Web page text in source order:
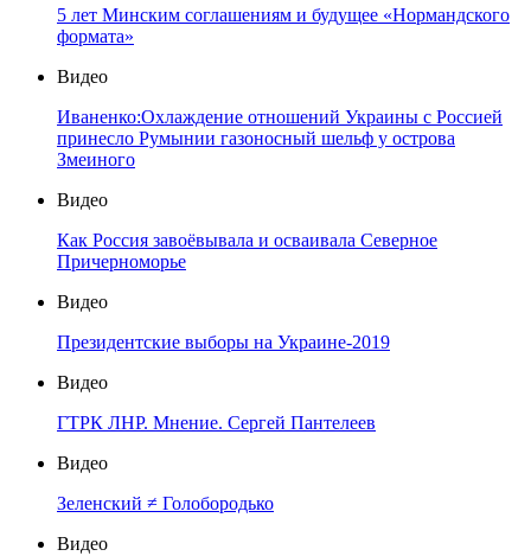
5 лет Минским соглашениям и будущее «Нормандского
формата»
Видео
Иваненко:Охлаждение отношений Украины с Россией
принесло Румынии газоносный шельф у острова
Змеиного
Видео
Как Россия завоёвывала и осваивала Северное
Причерноморье
Видео
Президентские выборы на Украине-2019
Видео
ГТРК ЛНР. Мнение. Сергей Пантелеев
Видео
Зеленский ≠ Голобородько
Видео